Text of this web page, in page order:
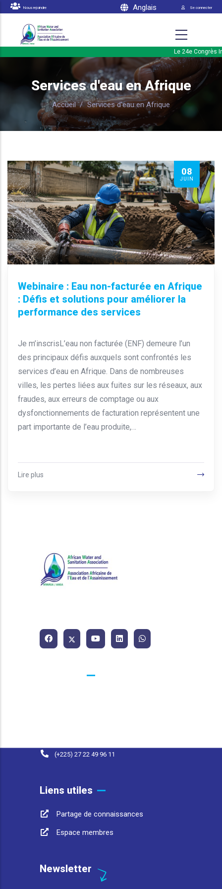
Aller au contenu principal
Nous rejoindre Anglais Menu
Se connecter
Le 24e Congrès
Services d'eau en Afrique
Accueil / Services d'eau en Afrique
08
JUIN
Webinaire : Eau non-facturée en Afrique
: Défis et solutions pour améliorer la
performance des services
Je m’inscrisL’eau non facturée (ENF) demeure l’un
des principaux défis auxquels sont confrontés les
services d’eau en Afrique. Dans de nombreuses
villes, les pertes liées aux fuites sur les réseaux, aux
fraudes, aux erreurs de comptage ou aux
dysfonctionnements de facturation représentent une
part importante de l’eau produite,…
Lire plus
(+225) 27 22 49 96 11
Liens utiles
Partage de connaissances
Espace membres
Newsletter